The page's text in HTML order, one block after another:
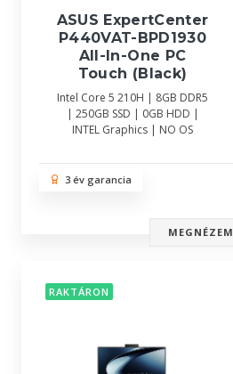
ASUS ExpertCenter
P440VAT-BPD1930
All-In-One PC
Touch (Black)
Intel Core 5 210H | 8GB DDR5
| 250GB SSD | 0GB HDD |
INTEL Graphics | NO OS
3 év garancia
MEGNÉZEM
RAKTÁRON